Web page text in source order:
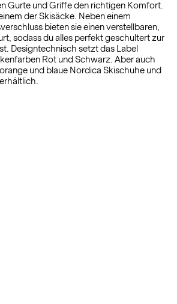
Gurte und Griffe den richtigen Komfort.
der Skisäcke. Neben einem
bieten sie einen verstellbaren,
sodass du alles perfekt geschultert zur
Designtechnisch setzt das Label
Rot und Schwarz. Aber auch
und blaue Nordica Skischuhe und